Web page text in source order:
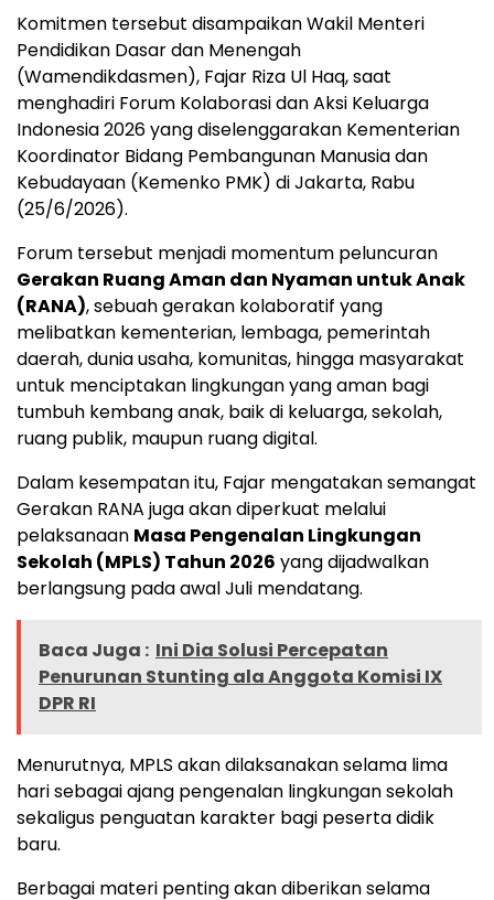
Komitmen tersebut disampaikan Wakil Menteri
Pendidikan Dasar dan Menengah
(Wamendikdasmen), Fajar Riza Ul Haq, saat
menghadiri Forum Kolaborasi dan Aksi Keluarga
Indonesia 2026 yang diselenggarakan Kementerian
Koordinator Bidang Pembangunan Manusia dan
Kebudayaan (Kemenko PMK) di Jakarta, Rabu
(25/6/2026).
Forum tersebut menjadi momentum peluncuran
Gerakan Ruang Aman dan Nyaman untuk Anak
(RANA), sebuah gerakan kolaboratif yang
melibatkan kementerian, lembaga, pemerintah
daerah, dunia usaha, komunitas, hingga masyarakat
untuk menciptakan lingkungan yang aman bagi
tumbuh kembang anak, baik di keluarga, sekolah,
ruang publik, maupun ruang digital.
Dalam kesempatan itu, Fajar mengatakan semangat
Gerakan RANA juga akan diperkuat melalui
pelaksanaan Masa Pengenalan Lingkungan
Sekolah (MPLS) Tahun 2026 yang dijadwalkan
berlangsung pada awal Juli mendatang.
Baca Juga : Ini Dia Solusi Percepatan
Penurunan Stunting ala Anggota Komisi IX
DPR RI
Menurutnya, MPLS akan dilaksanakan selama lima
hari sebagai ajang pengenalan lingkungan sekolah
sekaligus penguatan karakter bagi peserta didik
baru.
Berbagai materi penting akan diberikan selama